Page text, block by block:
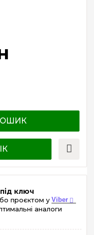
ключ
проєктом у Viber
аналоги